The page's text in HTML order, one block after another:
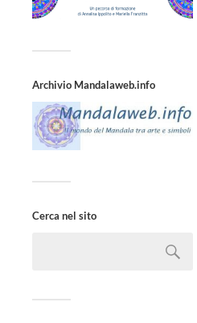
Archivio Mandalaweb.info
Cerca nel sito